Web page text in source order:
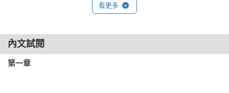
「淘汰」的人越來越多，蓋瑞提發現自己不知不覺地走上了一
【最高評價】
看更多
內文試閱
第一章